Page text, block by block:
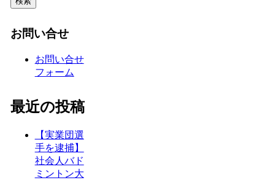
お問い合せ
お問い合せ
フォーム
最近の投稿
【実業団選
手を逮捕】
社会人バド
ミントン大